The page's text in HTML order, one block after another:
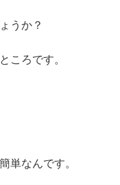
うか？
ころです。
単なんです。